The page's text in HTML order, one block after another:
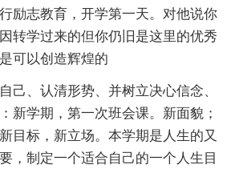
励志教育，开学第一天。对他说你
转学过来的但你仍旧是这里的优秀
可以创造辉煌的
己、认清形势、并树立决心信念、
新学期，第一次班会课。新面貌；
目标，新立场。本学期是人生的又
，制定一个适合自己的一个人生目